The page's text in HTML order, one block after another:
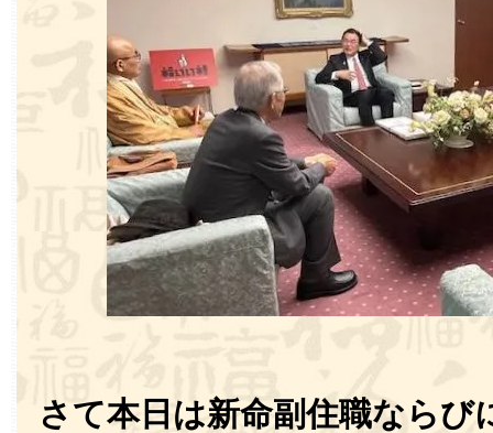
さて本日は新命副住職ならび